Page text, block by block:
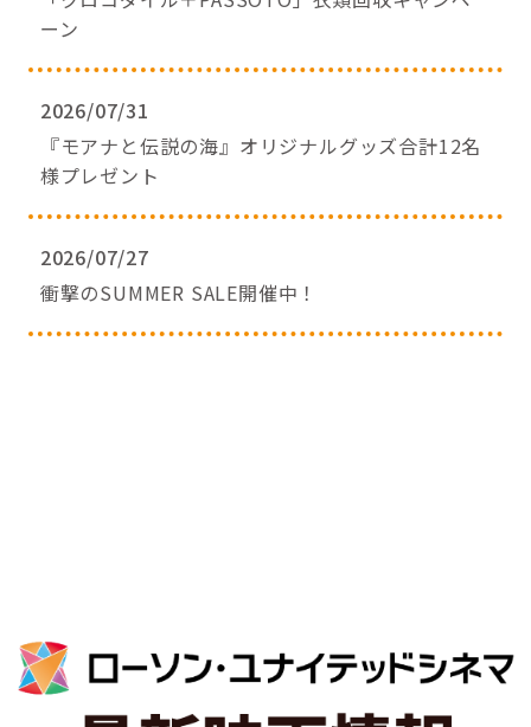
ーン
2026/07/31
『モアナと伝説の海』オリジナルグッズ合計12名
様プレゼント
2026/07/27
衝撃のSUMMER SALE開催中！